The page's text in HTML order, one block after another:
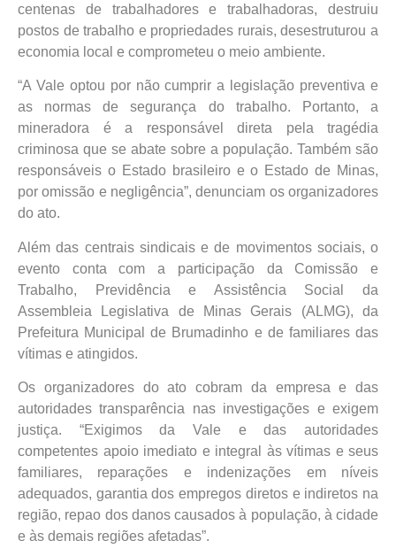
centenas de trabalhadores e trabalhadoras, destruiu
postos de trabalho e propriedades rurais, desestruturou a
economia local e comprometeu o meio ambiente.
“A Vale optou por não cumprir a legislação preventiva e
as normas de segurança do trabalho. Portanto, a
mineradora é a responsável direta pela tragédia
criminosa que se abate sobre a população. Também são
responsáveis o Estado brasileiro e o Estado de Minas,
por omissão e negligência”, denunciam os organizadores
do ato.
Além das centrais sindicais e de movimentos sociais, o
evento conta com a participação da Comissão e
Trabalho, Previdência e Assistência Social da
Assembleia Legislativa de Minas Gerais (ALMG), da
Prefeitura Municipal de Brumadinho e de familiares das
vítimas e atingidos.
Os organizadores do ato cobram da empresa e das
autoridades transparência nas investigações e exigem
justiça. “Exigimos da Vale e das autoridades
competentes apoio imediato e integral às vítimas e seus
familiares, reparações e indenizações em níveis
adequados, garantia dos empregos diretos e indiretos na
região, repao dos danos causados à população, à cidade
e às demais regiões afetadas”.